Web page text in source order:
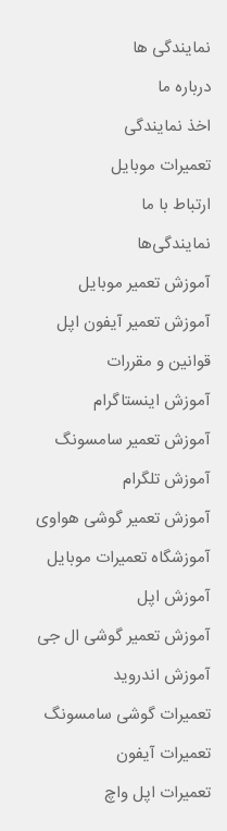
نمایندگی ها
درباره ما
اخذ نمایندگی
تعمیرات موبایل
ارتباط با ما
نمایندگی‌ها
آموزش تعمیر موبایل
آموزش تعمیر آیفون اپل
قوانین و مقررات
آموزش اینستاگرام
آموزش تعمیر سامسونگ
آموزش تلگرام
آموزش تعمیر گوشی هواوی
آموزشگاه تعمیرات موبایل
آموزش اپل
آموزش تعمیر گوشی ال جی
آموزش اندروید
تعمیرات گوشی سامسونگ
تعمیرات آیفون
تعمیرات اپل واچ